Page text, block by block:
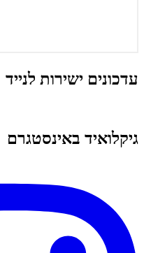
עדכונים ישירות לנייד
גיקלואיד באינסטגרם